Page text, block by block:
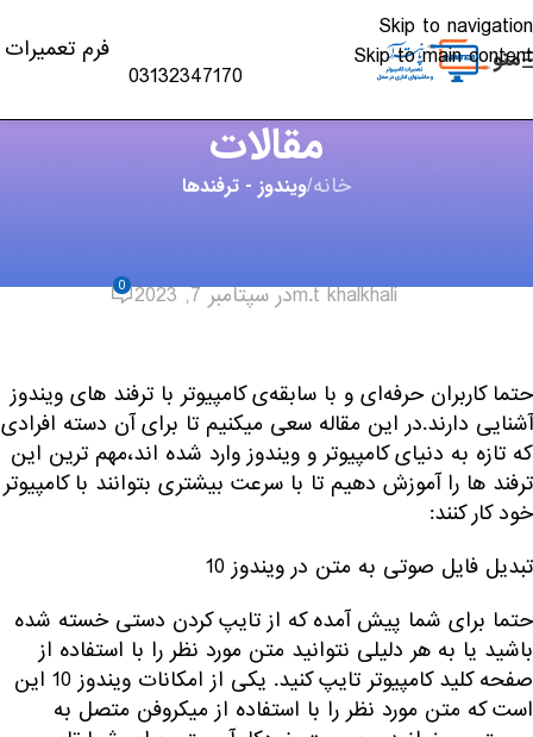
Skip to navigation
Skip to main content
منو
03132347170
فرم تعمیرات
مقالات
خانه/ویندوز - ترفندها
m.t khalkhaliدر سپتامبر 7, 2023 0
حتما کاربران حرفه‌ای و با سابقه‌ی کامپیوتر با ترفند های ویندوز
آشنایی دارند.در این مقاله سعی میکنیم تا برای آن دسته افرادی
که تازه به دنیای کامپیوتر و ویندوز وارد شده اند،مهم ترین این
ترفند ها را آموزش دهیم تا با سرعت بیشتری بتوانند با کامپیوتر
خود کار کنند:
تبدیل فایل صوتی به متن در ویندوز 10
حتما برای شما پیش آمده که از تایپ کردن دستی خسته شده
باشید یا به هر دلیلی نتوانید متن مورد نظر را با استفاده از
صفحه کلید کامپیوتر تایپ کنید. یکی از امکانات ویندوز 10 این
است که متن مورد نظر را با استفاده از میکروفن متصل به